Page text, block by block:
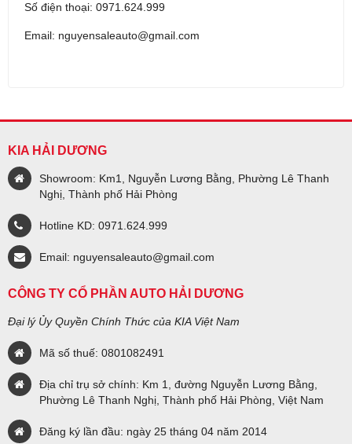
Số điện thoại: 0971.624.999
Email: nguyensaleauto@gmail.com
KIA HẢI DƯƠNG
Showroom: Km1, Nguyễn Lương Bằng, Phường Lê Thanh
Nghị, Thành phố Hải Phòng
Hotline KD: 0971.624.999
Email: nguyensaleauto@gmail.com
CÔNG TY CỔ PHẦN AUTO HẢI DƯƠNG
Đại lý Ủy Quyền Chính Thức của KIA Việt Nam
Mã số thuế: 0801082491
Địa chỉ trụ sở chính: Km 1, đường Nguyễn Lương Bằng,
Phường Lê Thanh Nghị, Thành phố Hải Phòng, Việt Nam
Đăng ký lần đầu: ngày 25 tháng 04 năm 2014